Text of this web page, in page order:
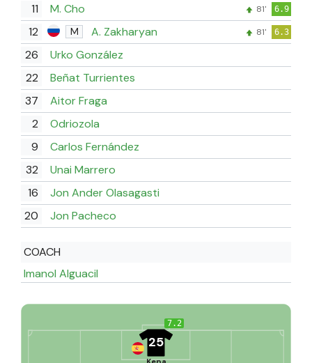
11 M. Cho 81' 6.9
12 M A. Zakharyan 81' 6.3
26
Urko González
22
Beñat Turrientes
37
Aitor Fraga
2
Odriozola
9
Carlos Fernández
32
Unai Marrero
16
Jon Ander Olasagasti
20
Jon Pacheco
COACH
Imanol Alguacil
7.2
25